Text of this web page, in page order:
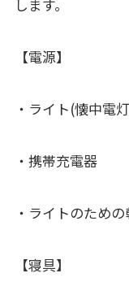
します。
【電源】
・ライト(懐中電
・携帯充電器
・ライトのため
【寝具】